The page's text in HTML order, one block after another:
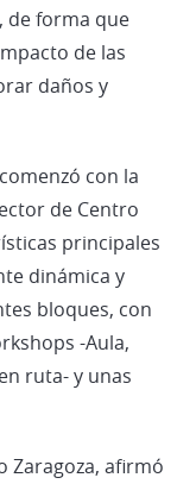
de forma que
de las
daños y
con la
de Centro
principales
dinámica y
bloques, con
-Aula,
ruta- y unas
Zaragoza, afirmó